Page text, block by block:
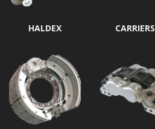
HALDEX CARRIERS